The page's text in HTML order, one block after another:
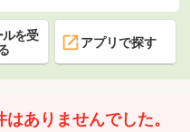
ルを受
アプリで探す
ありませんでした。